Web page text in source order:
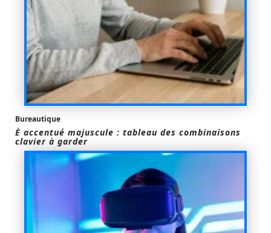
Bureautique
È accentué majuscule : tableau des combinaisons
clavier à garder